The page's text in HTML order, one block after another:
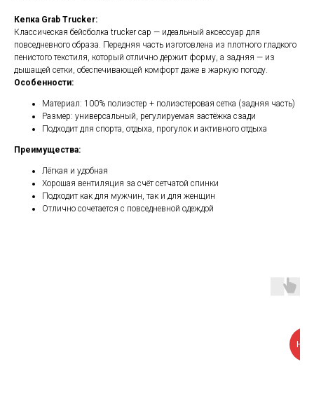
Кепка Grab Trucker:
Классическая бейсболка trucker cap — идеальный аксессуар для
повседневного образа. Передняя часть изготовлена из плотного гладкого
пенистого текстиля, который отлично держит форму, а задняя — из
дышащей сетки, обеспечивающей комфорт даже в жаркую погоду.
Особенности:
Материал: 100% полиэстер + полиэстеровая сетка (задняя часть)
Размер: универсальный, регулируемая застёжка сзади
Подходит для спорта, отдыха, прогулок и активного отдыха
Преимущества:
Лёгкая и удобная
Хорошая вентиляция за счёт сетчатой спинки
Подходит как для мужчин, так и для женщин
Отлично сочетается с повседневной одеждой